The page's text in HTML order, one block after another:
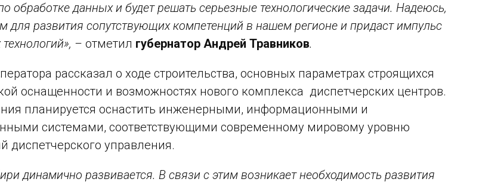
обработке данных и будет решать серьезные технологические задачи. Надеюсь,
для развития сопутствующих компетенций в нашем регионе и придаст импульс
– отметил губернатор Андрей Травников.
рассказал о ходе строительства, основных параметрах строящихся
оснащенности и возможностях нового комплекса диспетчерских центров.
планируется оснастить инженерными, информационными и
системами, соответствующими современному мировому уровню
диспетчерского управления.
динамично развивается. В связи с этим возникает необходимость развития